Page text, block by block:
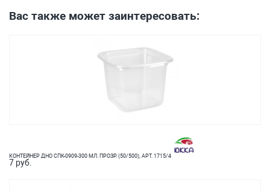
Вас также может заинтересовать:
КОНТЕЙНЕР ДНО СПК-0909-300 МЛ. ПРОЗР. (50/500), АРТ. 1715/4
7 руб.